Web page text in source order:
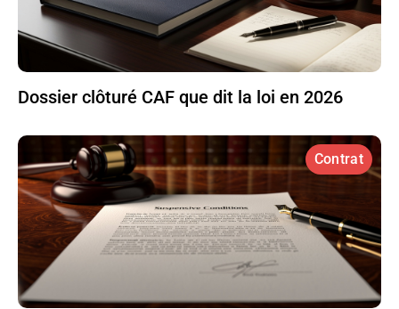
Dossier clôturé CAF que dit la loi en 2026
Contrat